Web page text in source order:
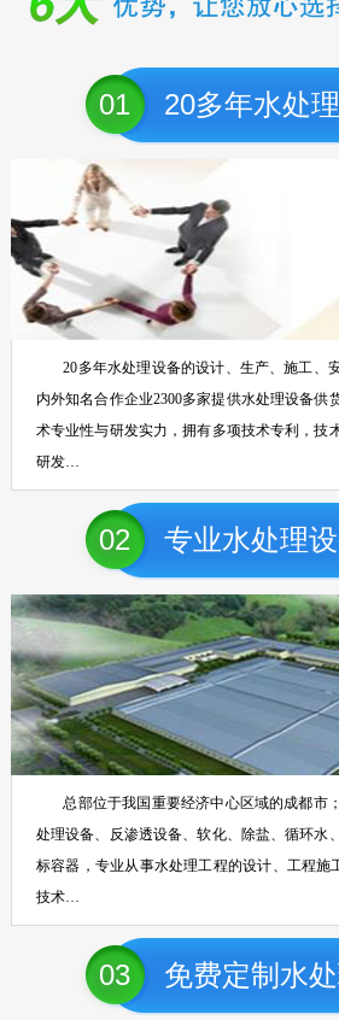
01 20多年水处
20多年水处理设备的设计、生产、施工、
内外知名合作企业2300多家提供水处理设备供
术专业性与研发实力，拥有多项技术专利，技
研发…
02 专业水处理
总部位于我国重要经济中心区域的成都市
处理设备、反渗透设备、软化、除盐、循环水
标容器，专业从事水处理工程的设计、工程施
技术…
03 免费定制水